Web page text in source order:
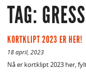
TAG:
KORTKLIPT 2023 ER HER!
18 april, 2023
Nå er kortklipt 2023 her,